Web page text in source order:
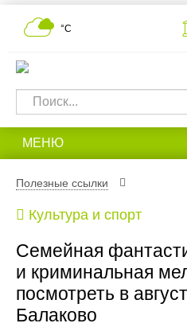
°С
МЕНЮ
Полезные ссылки
Культура и спорт
Семейная
и криминальная
посмотреть в
Балаково